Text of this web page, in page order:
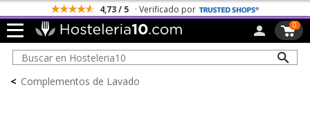
4,73 / 5 · Verificado por
0
< Complementos de Lavado